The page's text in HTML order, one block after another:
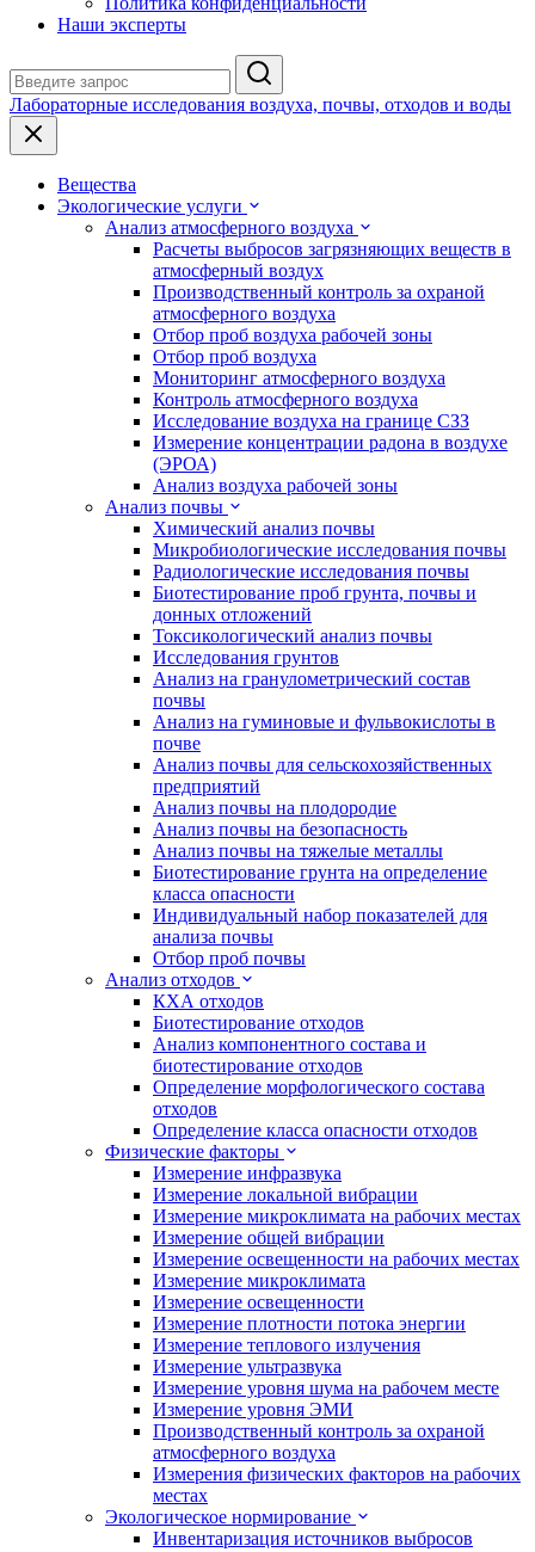
Наши эксперты
Лабораторные исследования воздуха, почвы, отходов и воды
Вещества
Экологические услуги
Анализ атмосферного воздуха
Расчеты выбросов загрязняющих веществ в
атмосферный воздух
Производственный контроль за охраной
атмосферного воздуха
Отбор проб воздуха рабочей зоны
Отбор проб воздуха
Мониторинг атмосферного воздуха
Контроль атмосферного воздуха
Исследование воздуха на границе СЗЗ
Измерение концентрации радона в воздухе
(ЭРОА)
Анализ воздуха рабочей зоны
Анализ почвы
Химический анализ почвы
Микробиологические исследования почвы
Радиологические исследования почвы
Биотестирование проб грунта, почвы и
донных отложений
Токсикологический анализ почвы
Исследования грунтов
Анализ на гранулометрический состав
почвы
Анализ на гуминовые и фульвокислоты в
почве
Анализ почвы для сельскохозяйственных
предприятий
Анализ почвы на плодородие
Анализ почвы на безопасность
Анализ почвы на тяжелые металлы
Биотестирование грунта на определение
класса опасности
Индивидуальный набор показателей для
анализа почвы
Отбор проб почвы
Анализ отходов
КХА отходов
Биотестирование отходов
Анализ компонентного состава и
биотестирование отходов
Определение морфологического состава
отходов
Определение класса опасности отходов
Физические факторы
Измерение инфразвука
Измерение локальной вибрации
Измерение микроклимата на рабочих местах
Измерение общей вибрации
Измерение освещенности на рабочих местах
Измерение микроклимата
Измерение освещенности
Измерение плотности потока энергии
Измерение теплового излучения
Измерение ультразвука
Измерение уровня шума на рабочем месте
Измерение уровня ЭМИ
Производственный контроль за охраной
атмосферного воздуха
Измерения физических факторов на рабочих
местах
Экологическое нормирование
Инвентаризация источников выбросов